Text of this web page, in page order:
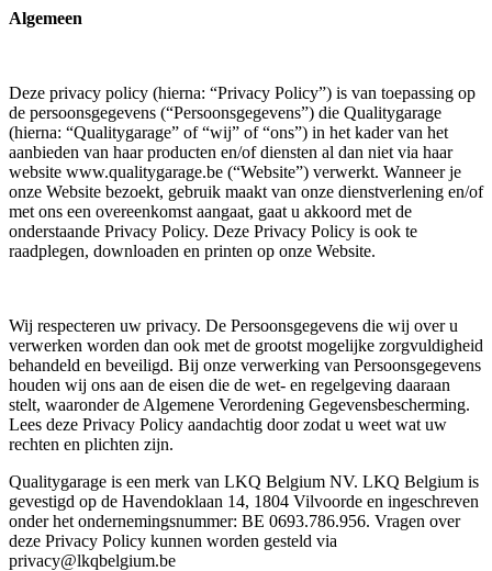
Algemeen
Deze privacy policy (hierna: “Privacy Policy”) is van toepassing op
de persoonsgegevens (“Persoonsgegevens”) die Qualitygarage
(hierna: “Qualitygarage” of “wij” of “ons”) in het kader van het
aanbieden van haar producten en/of diensten al dan niet via haar
website www.qualitygarage.be (“Website”) verwerkt. Wanneer je
onze Website bezoekt, gebruik maakt van onze dienstverlening en/of
met ons een overeenkomst aangaat, gaat u akkoord met de
onderstaande Privacy Policy. Deze Privacy Policy is ook te
raadplegen, downloaden en printen op onze Website.
Wij respecteren uw privacy. De Persoonsgegevens die wij over u
verwerken worden dan ook met de grootst mogelijke zorgvuldigheid
behandeld en beveiligd. Bij onze verwerking van Persoonsgegevens
houden wij ons aan de eisen die de wet- en regelgeving daaraan
stelt, waaronder de Algemene Verordening Gegevensbescherming.
Lees deze Privacy Policy aandachtig door zodat u weet wat uw
rechten en plichten zijn.
Qualitygarage is een merk van LKQ Belgium NV. LKQ Belgium is
gevestigd op de Havendoklaan 14, 1804 Vilvoorde en ingeschreven
onder het ondernemingsnummer: BE 0693.786.956. Vragen over
deze Privacy Policy kunnen worden gesteld via
privacy@lkqbelgium.be